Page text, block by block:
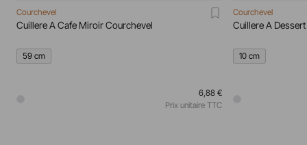
Courchevel
Cuillere A Cafe Miroir Courchevel
59 cm
6,88 €
Prix unitaire TTC
Courchevel
Cuillere A
10 cm